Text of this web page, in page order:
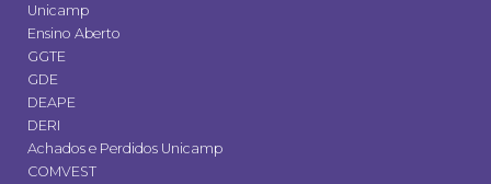
Unicamp
Ensino Aberto
GGTE
GDE
DEAPE
DERI
Achados e Perdidos Unicamp
COMVEST